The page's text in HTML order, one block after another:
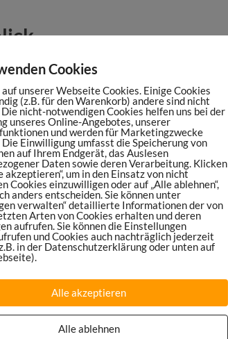
ausCookies
unserer Webseite Cookies. Einige Cookies
(z.B. für den Warenkorb) andere sind nicht
nicht-notwendigen Cookies helfen uns bei der
unseres Online-Angebotes, unserer
und werden für Marketingzwecke
Einwilligung umfasst die Speicherung von
auf Ihrem Endgerät, das Auslesen
Daten sowie deren Verarbeitung. Klicken
akzeptieren“, um in den Einsatz von nicht
Cookies einzuwilligen oder auf „Alle ablehnen“,
anders entscheiden. Sie können unter
verwalten“ detaillierte Informationen der von
Arten von Cookies erhalten und deren
aufrufen. Sie können die Einstellungen
und Cookies auch nachträglich jederzeit
in der Datenschutzerklärung oder unten auf
Alle akzeptieren
Alle ablehnen